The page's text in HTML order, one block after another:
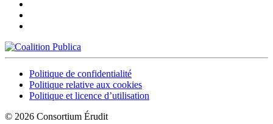
Politique de confidentialité
Politique relative aux cookies
Politique et licence d’utilisation
© 2026 Consortium Érudit